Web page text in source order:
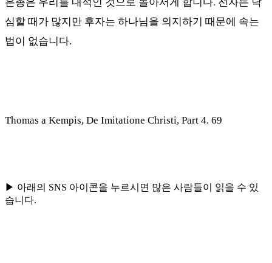
은총은 우리를 내적인 것으로 돌아서게 합니다. 전자는 낙
심할 때가 많지만 후자는 하나님을 의지하기 때문에 속는
법이 없습니다.
Thomas a Kempis, De Imitatione Christi, Part 4. 69
▶ 아래의 SNS 아이콘을 누르시면 많은 사람들이 읽을 수 있
습니다.